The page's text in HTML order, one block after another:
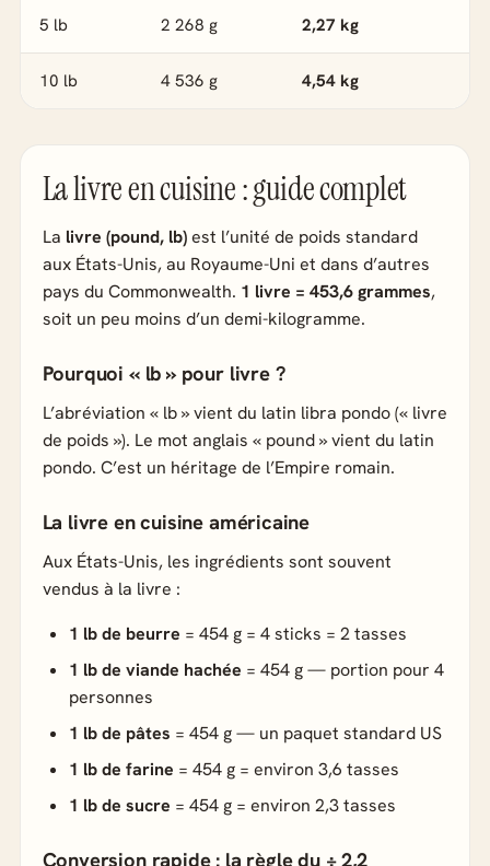
5 lb 2 268 g 2,27 kg
10 lb 4 536 g 4,54 kg
La livre en cuisine : guide complet
La livre (pound, lb)est l’unité de poids standard
aux États-Unis, au Royaume-Uni et dans d’autres
pays du Commonwealth. 1 livre = 453,6 grammes,
soit un peu moins d’un demi-kilogramme.
Pourquoi « lb » pour livre ?
L’abréviation « lb » vient du latin libra pondo(« livre
de poids »). Le mot anglais « pound » vient du latin
pondo. C’est un héritage de l’Empire romain.
La livre en cuisine américaine
Aux États-Unis, les ingrédients sont souvent
vendus à la livre :
1 lb de beurre = 454 g = 4 sticks = 2 tasses
1 lb de viande hachée = 454 g — portion pour 4
personnes
1 lb de pâtes = 454 g — un paquet standard US
1 lb de farine = 454 g = environ 3,6 tasses
1 lb de sucre = 454 g = environ 2,3 tasses
Conversion rapide : la règle du ÷ 2,2